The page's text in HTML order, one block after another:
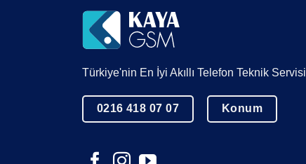
Türkiye'nin En İyi Akıllı Telefon Teknik Servisi
0216 418 07 07 Konum